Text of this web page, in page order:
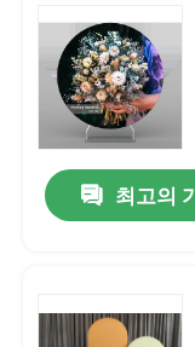
최고의